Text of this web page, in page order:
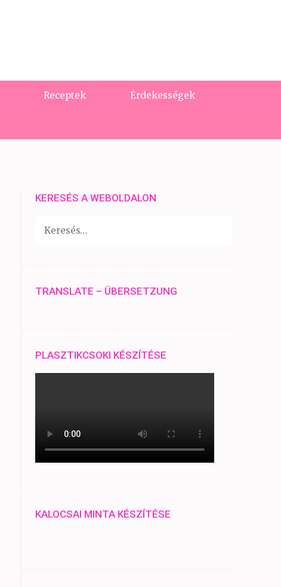
Receptek Érdekességek
KERESÉS A WEBOLDALON
Keresés:
TRANSLATE – ÜBERSETZUNG
PLASZTIKCSOKI KÉSZÍTÉSE
KALOCSAI MINTA KÉSZÍTÉSE